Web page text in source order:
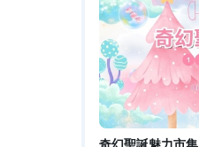
奇幻聖誕魅力市集